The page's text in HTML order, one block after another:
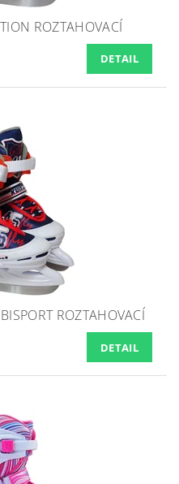
ROZTAHOVACÍ
DETAIL
ROZTAHOVACÍ
DETAIL